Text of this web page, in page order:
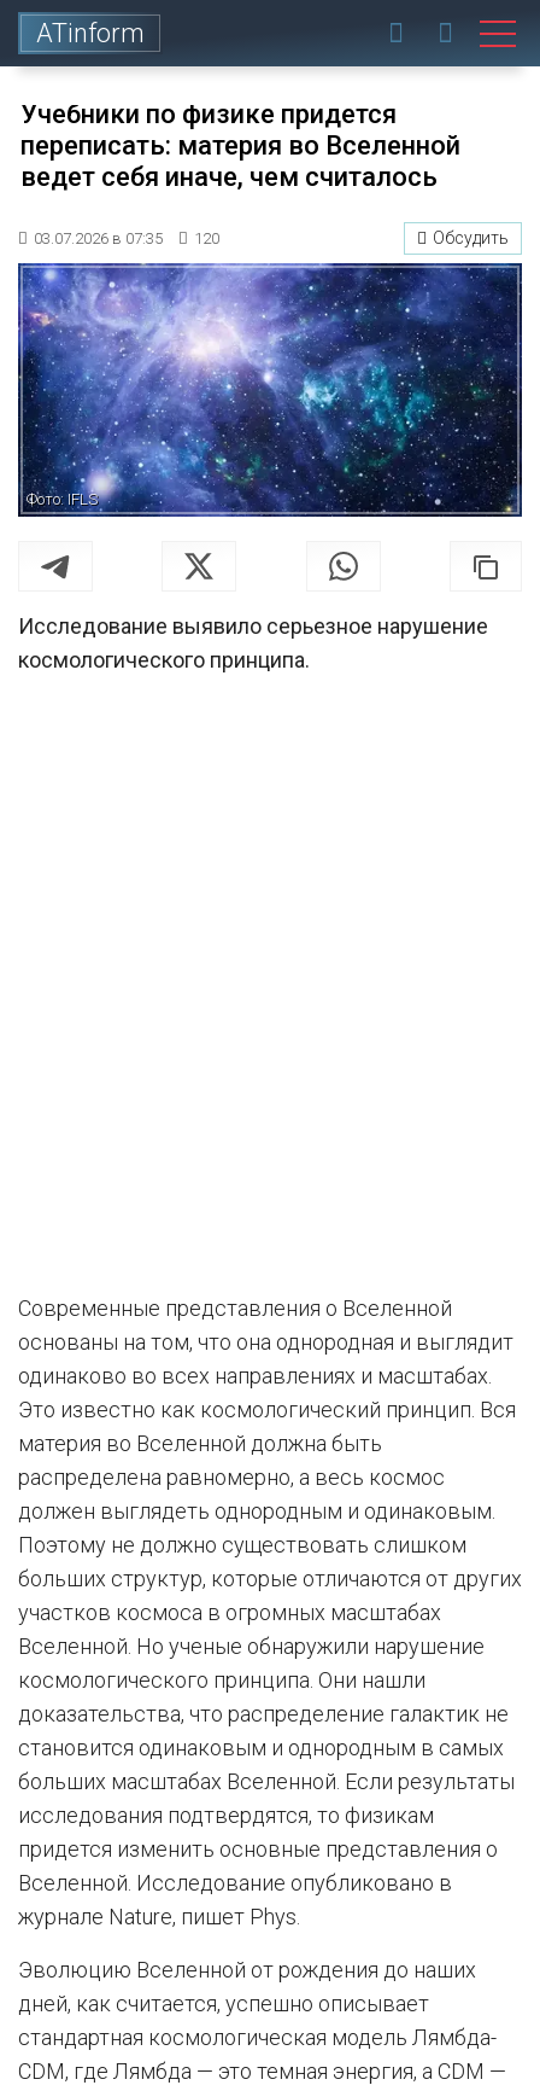
ATinform
Учебники по физике придется
переписать: материя во Вселенной
ведет себя иначе, чем считалось
03.07.2026 в 07:35 120 Обсудить
Фото: IFLS
Исследование выявило серьезное нарушение
космологического принципа.
Современные представления о Вселенной
основаны на том, что она однородная и выглядит
одинаково во всех направлениях и масштабах.
Это известно как космологический принцип. Вся
материя во Вселенной должна быть
распределена равномерно, а весь космос
должен выглядеть однородным и одинаковым.
Поэтому не должно существовать слишком
больших структур, которые отличаются от других
участков космоса в огромных масштабах
Вселенной. Но ученые обнаружили нарушение
космологического принципа. Они нашли
доказательства, что распределение галактик не
становится одинаковым и однородным в самых
больших масштабах Вселенной. Если результаты
исследования подтвердятся, то физикам
придется изменить основные представления о
Вселенной. Исследование опубликовано в
журнале Nature, пишет Phys.
Эволюцию Вселенной от рождения до наших
дней, как считается, успешно описывает
стандартная космологическая модель Лямбда-
CDM, где Лямбда — это темная энергия, а CDM —